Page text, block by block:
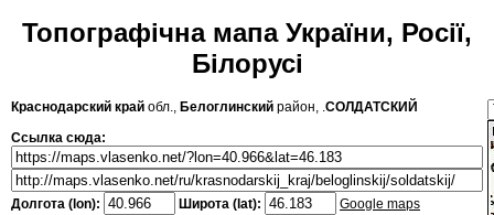
Топографічна мапа України, Росії,
Білорусі
Краснодарский край обл., Белоглинский район, .СОЛДАТСКИЙ
Ссылка сюда:
Долгота (lon): Широта (lat): Google maps